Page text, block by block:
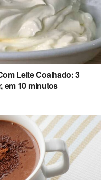
Leite Coalhado: 3
em 10 minutos